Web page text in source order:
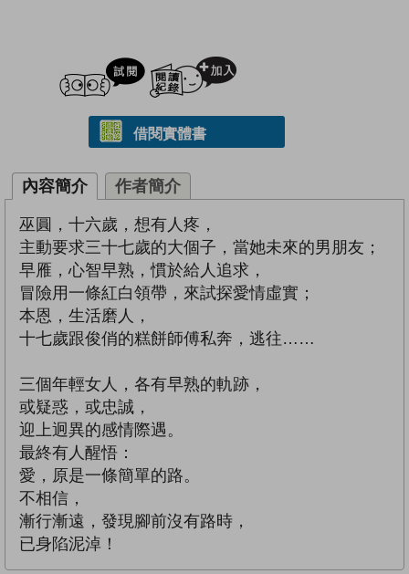
試閲
借閱實體書
內容簡介 作者簡介
巫圓，十六歲，想有人疼，
主動要求三十七歲的大個子，當她未來的男朋友；
早雁，心智早熟，慣於給人追求，
冒險用一條紅白領帶，來試探愛情虛實；
本恩，生活磨人，
十七歲跟俊俏的糕餅師傅私奔，逃往……
三個年輕女人，各有早熟的軌跡，
或疑惑，或忠誠，
迎上迥異的感情際遇。
最終有人醒悟：
愛，原是一條簡單的路。
不相信，
漸行漸遠，發現腳前沒有路時，
已身陷泥淖！